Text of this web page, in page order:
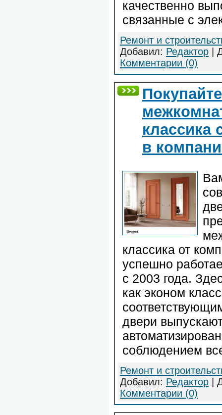
качественно
связанные с
Ремонт и
Добавил: Редактор |
Комментарии (0)
классика
в
классика от
успешно
с 2003 года.
как эконом
двери
соблюдением
Ремонт и
Добавил: Редактор |
Комментарии (0)